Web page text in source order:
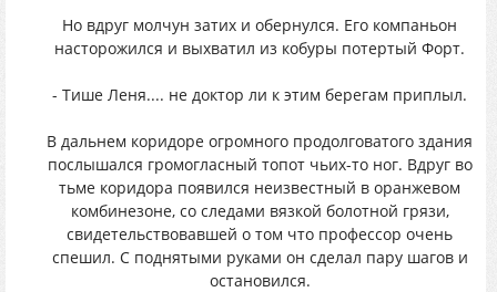
Но вдруг молчун затих и обернулся. Его компаньон
насторожился и выхватил из кобуры потертый Форт.
- Тише Леня.... не доктор ли к этим берегам приплыл.
В дальнем коридоре огромного продолговатого здания
послышался громогласный топот чьих-то ног. Вдруг во
тьме коридора появился неизвестный в оранжевом
комбинезоне, со следами вязкой болотной грязи,
свидетельствовавшей о том что профессор очень
спешил. С поднятыми руками он сделал пару шагов и
остановился.